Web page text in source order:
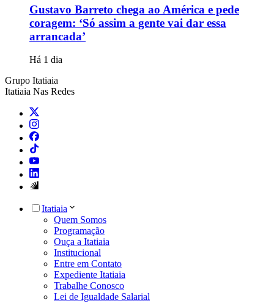
Gustavo Barreto chega ao América e pede
coragem: ‘Só assim a gente vai dar essa
arrancada’
Há 1 dia
Grupo Itatiaia
Itatiaia Nas Redes
Itatiaia
Quem Somos
Programação
Ouça a Itatiaia
Institucional
Entre em Contato
Expediente Itatiaia
Trabalhe Conosco
Lei de Igualdade Salarial